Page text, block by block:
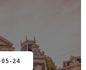
05-24